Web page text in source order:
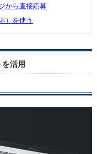
から直接応募
）を使う
活用